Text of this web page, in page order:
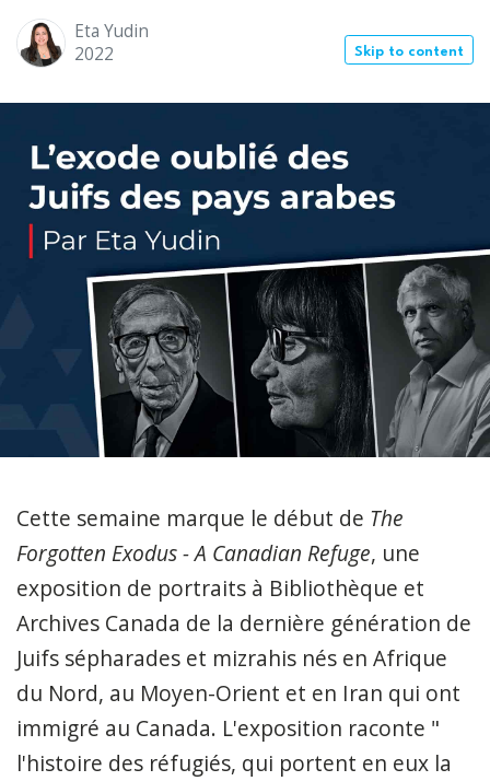
Eta Yudin
2022
Skip to content
Cette semaine marque le début de The
Forgotten Exodus - A Canadian Refuge, une
exposition de portraits à Bibliothèque et
Archives Canada de la dernière génération de
Juifs sépharades et mizrahis nés en Afrique
du Nord, au Moyen-Orient et en Iran qui ont
immigré au Canada. L'exposition raconte "
l'histoire des réfugiés, qui portent en eux la